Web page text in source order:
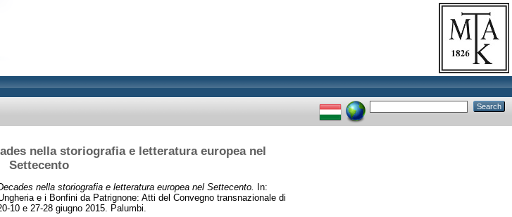
nella storiografia e letteratura europea nel
Settecento
nella storiografia e letteratura europea nel Settecento. In:
e i Bonfini da Patrignone: Atti del Convegno transnazionale di
10 e 27-28 giugno 2015. Palumbi.